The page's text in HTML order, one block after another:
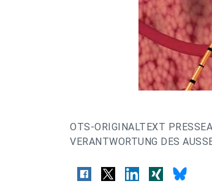
OTS-ORIGINALTEXT
VERANTWORTUNG DES